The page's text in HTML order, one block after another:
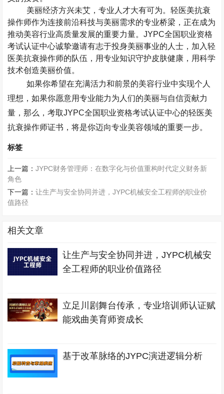
美丽经济方兴未艾，专业人才大有可为。轻医美抗衰
操作师作为连接前沿科技与美丽需求的专业桥梁，正在成为
推动美容行业高质量发展的重要力量。JYPC全国职业资格
考试认证中心诚挚邀请有志于投身美丽事业的人士，加入轻
医美抗衰操作师的队伍，用专业知识守护皮肤健康，用科学
技术创造美丽价值。
如果你希望在充满活力和前景的美容行业中实现个人
理想，如果你愿意用专业能力为人们的美丽与自信贡献力
量，那么，考取JYPC全国职业资格考试认证中心的轻医美
抗衰操作师证书，将是你迈向专业美容领域的重要一步。
标签
上一篇：JYPC财务管理师：在数字化与价值重构时代定义财务新
角色
下一篇：让生产与安全协同并进，JYPC机械安全工程师的职业价
值路径
相关文章
让生产与安全协同并进，JYPC机械安
全工程师的职业价值路径
立足川剧舞台传承，专业培训师认证赋
能戏曲美育师资成长
基于改革脉络的JYPC演进逻辑分析